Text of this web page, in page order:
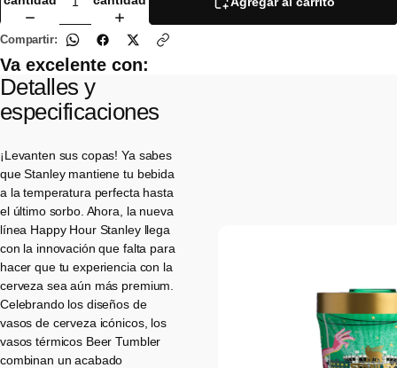
pantalla
imagen
a
pantalla
completa
imagen
a
pantalla
completa
imagen
a
pantalla
completa
imagen
a
pantalla
completa
imagen
a
pantalla
completa
imagen
a
pantalla
completa
Compartir:
Va excelente con:
Detalles y
especificaciones
¡Levanten sus copas! Ya sabes
que Stanley mantiene tu bebida
a la temperatura perfecta hasta
el último sorbo. Ahora, la nueva
línea Happy Hour Stanley llega
con la innovación que falta para
hacer que tu experiencia con la
cerveza sea aún más premium.
Celebrando los diseños de
vasos de cerveza icónicos, los
vasos térmicos Beer Tumbler
combinan un acabado